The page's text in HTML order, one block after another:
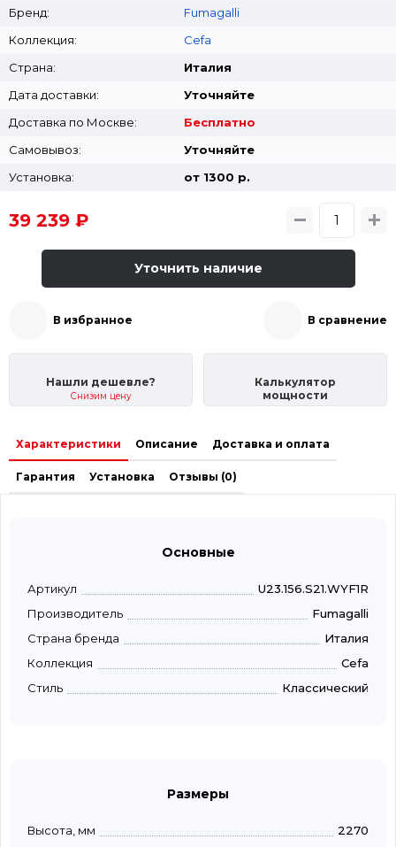
Бренд:
Fumagalli
Коллекция:
Cefa
Страна:
Италия
Дата доставки:
Уточняйте
Доставка по Москве:
Бесплатно
Самовывоз:
Уточняйте
Установка:
от 1300 p.
39 239 ₽
Уточнить наличие
В избранное В сравнение
Нашли дешевле?
Снизим цену
Калькулятор
мощности
Характеристики Описание Доставка и оплата
Гарантия Установка Отзывы (0)
Основные
Артикул
U23.156.S21.WYF1R
Производитель
Fumagalli
Страна бренда
Италия
Коллекция
Cefa
Стиль
Классический
Размеры
Высота, мм
2270